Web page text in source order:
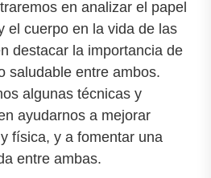
en analizar el papel
el cuerpo en la vida de las
destacar la importancia de
saludable entre ambos.
algunas técnicas y
ayudarnos a mejorar
física, y a fomentar una
entre ambas.